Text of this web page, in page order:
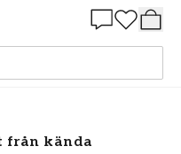
från kända